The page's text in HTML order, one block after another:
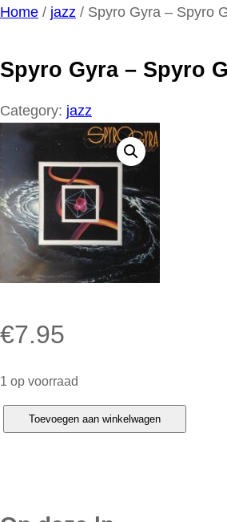
Ga
de
inhoud
Home / jazz / Spyro Gyra – Spyro
Spyro Gyra – Spyro
Category: jazz
€7.95
1 op voorraad
Toevoegen aan winkelwagen